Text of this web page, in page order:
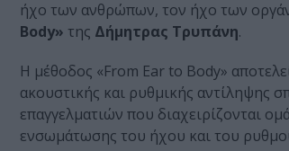
ήχο των ανθρώπων, τον ήχο των
Body» της Δήμητρας Τρυπάνη.
Η μέθοδος «From Ear to Body»
ακουστικής και ρυθμικής αντίληψης
επαγγελματιών που διαχειρίζονται
ενσωμάτωσης του ήχου και του ρυθμού